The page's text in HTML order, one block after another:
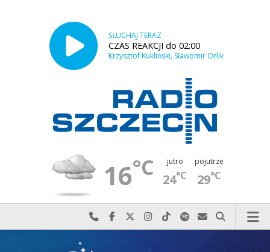
SŁUCHAJ TERAZ
CZAS REAKCJI do 02:00
Krzysztof Kukliński, Sławomir Orlik
16°C jutro
24°C
pojutrze
29°C
Najlepiej po prostu do nas zadzwoń
Odwiedź nas na Facebook-u
Odwiedź nas na X
Odwiedź nas na Instagram-ie
Odwiedź nas na TikTok-u
Szukaj nas na Spotify
Wyślij do nas
Szukaj